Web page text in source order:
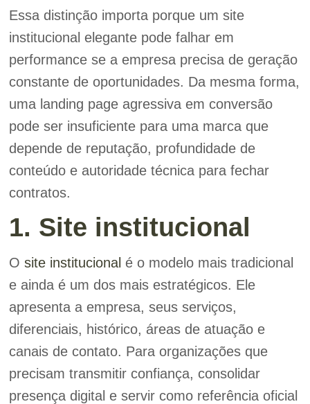
Essa distinção importa porque um site
institucional elegante pode falhar em
performance se a empresa precisa de geração
constante de oportunidades. Da mesma forma,
uma landing page agressiva em conversão
pode ser insuficiente para uma marca que
depende de reputação, profundidade de
conteúdo e autoridade técnica para fechar
contratos.
1. Site institucional
O site institucional é o modelo mais tradicional
e ainda é um dos mais estratégicos. Ele
apresenta a empresa, seus serviços,
diferenciais, histórico, áreas de atuação e
canais de contato. Para organizações que
precisam transmitir confiança, consolidar
presença digital e servir como referência oficial